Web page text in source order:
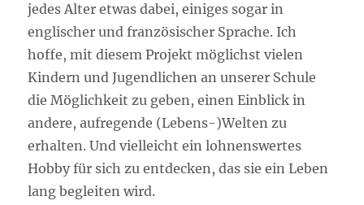
jedes Alter etwas dabei, einiges sogar in
englischer und französischer Sprache. Ich
hoffe, mit diesem Projekt möglichst vielen
Kindern und Jugendlichen an unserer Schule
die Möglichkeit zu geben, einen Einblick in
andere, aufregende (Lebens-)Welten zu
erhalten. Und vielleicht ein lohnenswertes
Hobby für sich zu entdecken, das sie ein Leben
lang begleiten wird.